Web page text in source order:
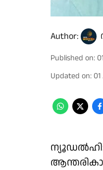
Author:
Published on:
Updated on:
ന്യൂഡല്‍ഹി: